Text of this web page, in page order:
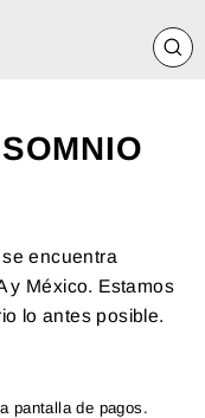
encuentra
y México. Estamos
lo antes posible.
pantalla de pagos.